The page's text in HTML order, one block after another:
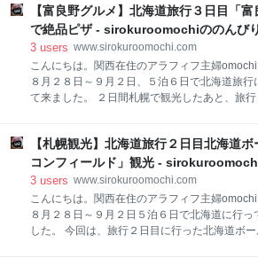
はこちら。 メニューも段ボールに手書きで書
って、こちらも味がある。 FOODメニューは、
のみで、ドリンクとスイーツがありま
富田」を紹介します。 ラベンダーで有名な「
富田」 入場は無料です。 一番綺麗な時期はラベ
が咲く７月中旬～下旬なのですが、その時期は
もてんこ盛りで、駐車場に車を止めるにもかな
合うそうです。 ラベンダーを見たいのは山々だ
ゆっくり花畑を散歩したりは出来なさそうです
次々咲いているので、ラベンダーの時期以外で
楽しめます。 omochiが行ったのは８月下旬で
が、いろいろな花が咲き乱れ本当に綺麗でした
ンダ
【富良野グルメ】北海道旅行３日目「富
で絶品ピザ - sirokuroomochiののんび
3 users www.sirokuroomochi.com
こんにちは。関西在住のアラフィフ主婦omochi
８月２８日～９月２日、５泊６日で北海道旅行
て来ました。 ２日間札幌で観光したあと、旅行
ですよね～と言うことで、ふらのチーズ工房に
来ました。 そこで食べた絶品ピザを紹介しま
富良野駅より車で１０分程行った山の中にあり
工房にはピザだけでなく、アイスクリームやチ
手作り体験の工房もあります。 お目当てのピッ
房。ガラス張りのお洒落なお店です。 メニュー
【札幌観光】北海道旅行２日目北海道
コンフィールド」観光 -
3 users www.sirokuroomochi.com
こんにちは。関西在住のアラフィフ主婦omochi
８月２８日～９月２日５泊６日で北海道に行っ
した。 今回は、旅行２日目に行った北海道ボ